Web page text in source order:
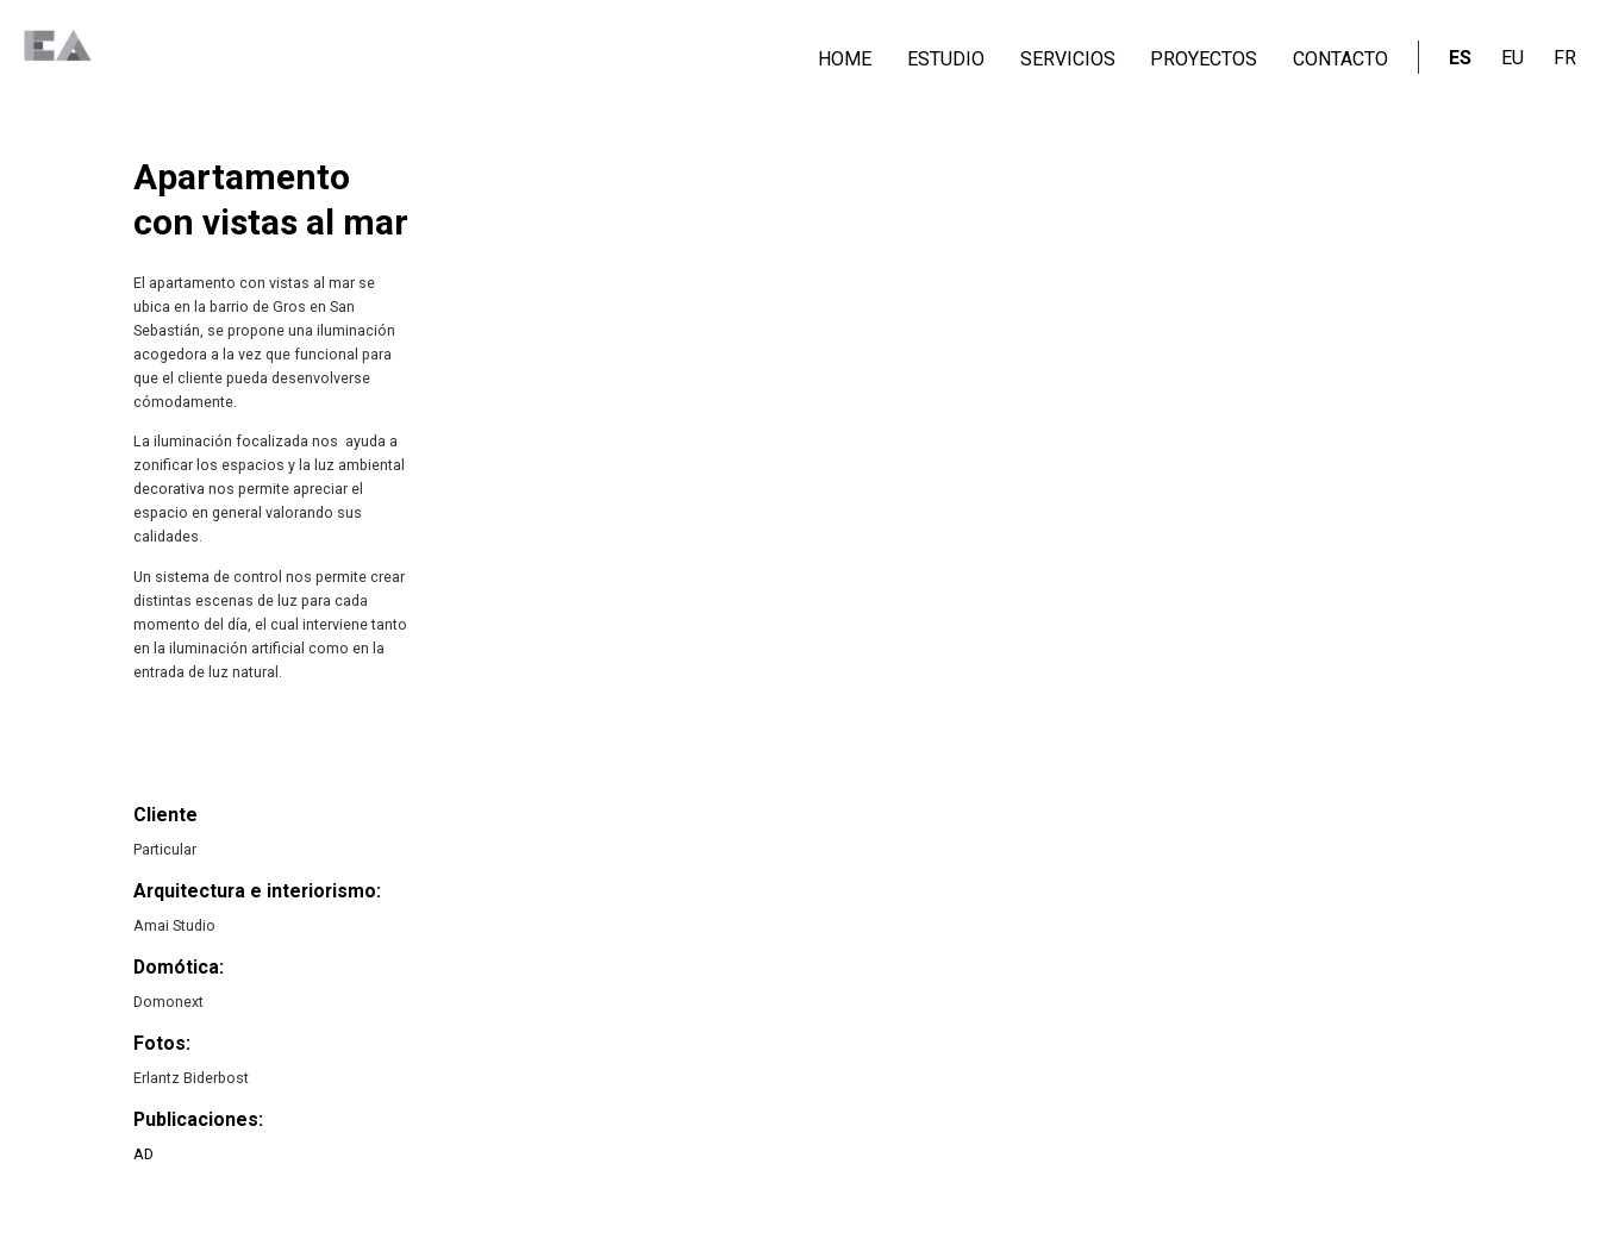
HOME ESTUDIO SERVICIOS PROYECTOS CONTACTO ES EU FR
Apartamento
con vistas al mar
El apartamento con vistas al mar se
ubica en la barrio de Gros en San
Sebastián, se propone una iluminación
acogedora a la vez que funcional para
que el cliente pueda desenvolverse
cómodamente.
La iluminación focalizada nos ayuda a
zonificar los espacios y la luz ambiental
decorativa nos permite apreciar el
espacio en general valorando sus
calidades.
Un sistema de control nos permite crear
distintas escenas de luz para cada
momento del día, el cual interviene tanto
en la iluminación artificial como en la
entrada de luz natural.
Cliente
Particular
Arquitectura e interiorismo:
Amai Studio
Domótica:
Domonext
Fotos:
Erlantz Biderbost
Publicaciones:
AD